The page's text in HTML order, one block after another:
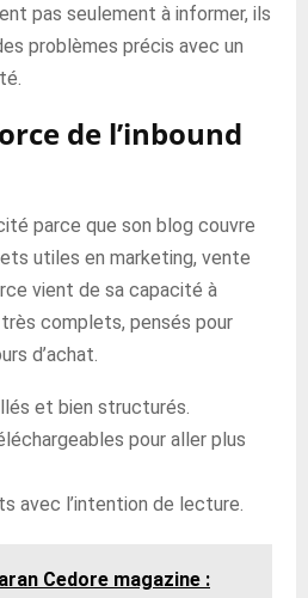
pas seulement à informer, ils
problèmes précis avec un
de l’inbound
parce que son blog couvre
utiles en marketing, vente
vient de sa capacité à
complets, pensés pour
d’achat.
et bien structurés.
pour aller plus
avec l’intention de lecture.
Cedore magazine :